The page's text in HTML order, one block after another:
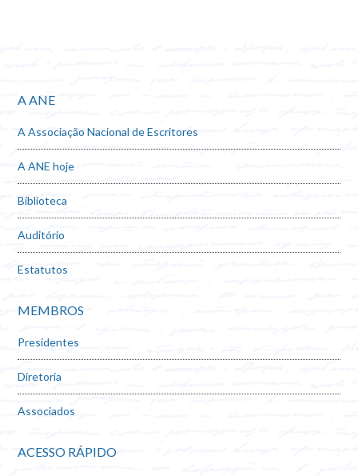
A ANE
A Associação Nacional de Escritores
A ANE hoje
Biblioteca
Auditório
Estatutos
MEMBROS
Presidentes
Diretoria
Associados
ACESSO RÁPIDO